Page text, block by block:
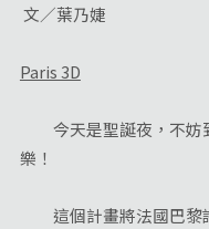
文／葉乃婕
Paris 3D
今天是聖誕夜，不妨
樂！
這個計畫將法國巴黎